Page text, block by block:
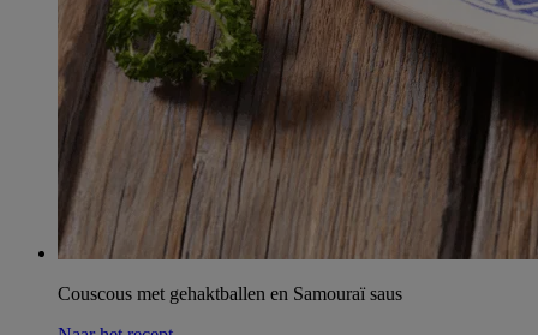
Couscous met gehaktballen en Samouraï saus